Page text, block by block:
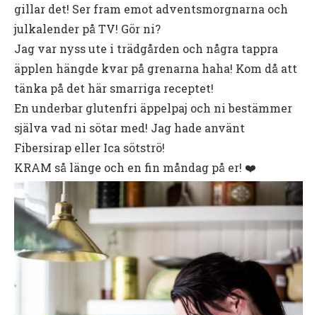
gillar det! Ser fram emot adventsmorgnarna och
julkalender på TV! Gör ni?
Jag var nyss ute i trädgården och några tappra
äpplen hängde kvar på grenarna haha! Kom då att
tänka på det här smarriga receptet!
En underbar glutenfri äppelpaj och ni bestämmer
själva vad ni sötar med! Jag hade använt
Fibersirap eller Ica sötströ!
KRAM så länge och en fin måndag på er! ❤️